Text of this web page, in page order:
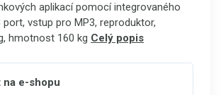
aplikací pomocí integrovaného
port, vstup pro MP3, reproduktor,
hmotnost 160 kg Celý popis
na e-shopu